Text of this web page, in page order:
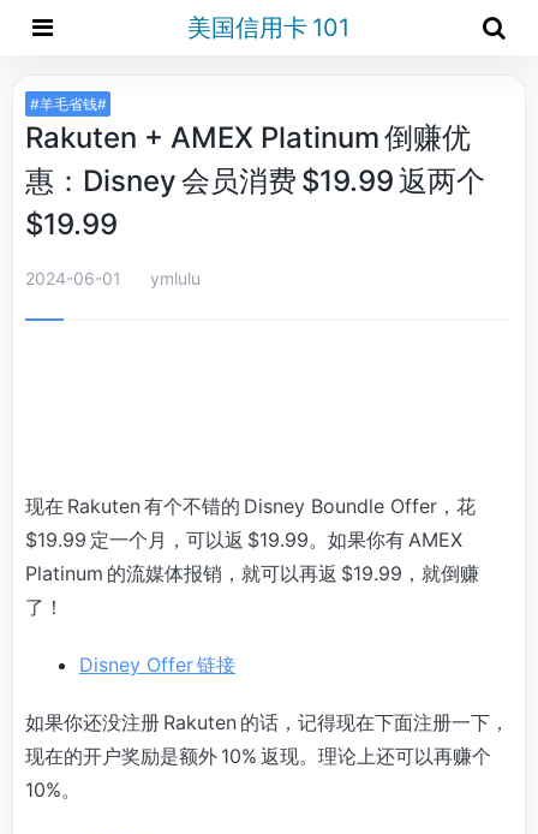
美国信用卡 101
#羊毛省钱#
Rakuten + AMEX Platinum 倒赚优
惠：Disney 会员消费 $19.99 返两个
$19.99
2024-06-01 ymlulu
现在 Rakuten 有个不错的 Disney Boundle Offer，花
$19.99 定一个月，可以返 $19.99。如果你有 AMEX
Platinum 的流媒体报销，就可以再返 $19.99，就倒赚
了！
Disney Offer 链接
如果你还没注册 Rakuten 的话，记得现在下面注册一下，
现在的开户奖励是额外 10% 返现。理论上还可以再赚个
10%。